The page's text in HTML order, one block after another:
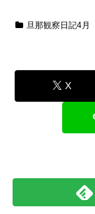
旦那観察日記4月
X